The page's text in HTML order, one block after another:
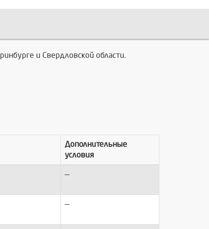
и Свердловской области.
Дополнительные
условия
—
—